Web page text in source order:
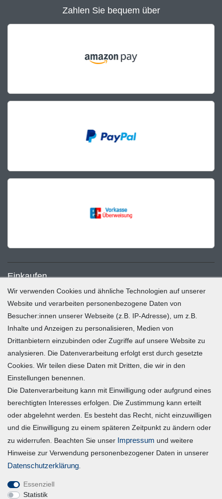
Zahlen Sie bequem über
Einkaufen
Zahlung und Versand
Widerrufsrecht
Warenkorb
Zur Kasse
Mein Konto
Registrieren
Login
Vertrag widerrufen
Unternehmen
Blog
Wir verwenden Cookies und ähnliche Technologien auf unserer
Website und verarbeiten personenbezogene Daten von
Besucher:innen unserer Webseite (z.B. IP-Adresse), um z.B.
Inhalte und Anzeigen zu personalisieren, Medien von
Drittanbietern einzubinden oder Zugriffe auf unsere Website zu
analysieren. Die Datenverarbeitung erfolgt erst durch gesetzte
Cookies. Wir teilen diese Daten mit Dritten, die wir in den
Einstellungen benennen.
Die Datenverarbeitung kann mit Einwilligung oder aufgrund eines
berechtigten Interesses erfolgen. Die Zustimmung kann erteilt
oder abgelehnt werden. Es besteht das Recht, nicht einzuwilligen
und die Einwilligung zu einem späteren Zeitpunkt zu ändern oder
zu widerrufen. Beachten Sie unser Impressum und weitere
Hinweise zur Verwendung personenbezogener Daten in unserer
Daten­schutz­erklärung
Essenziell
Statistik